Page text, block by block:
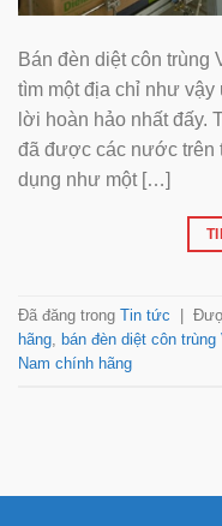
Bán đèn diệt côn trùng
tìm một địa chỉ như vậy
lời hoàn hảo nhất đấy.
đã được các nước trên
dụng như một […]
Đã đăng trong Tin tức
hãng, bán đèn diệt côn trùng
Nam chính hãng